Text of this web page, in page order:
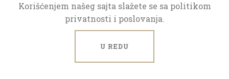
Korišćenjem našeg sajta slažete se sa politikom
privatnosti i poslovanja.
U REDU
3.0 72 m2 8/10
Stan na odličnoj lokaciji